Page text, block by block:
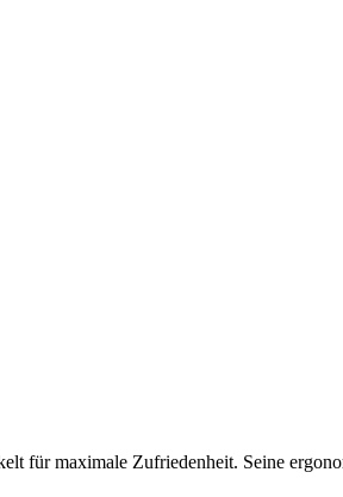
maximale Zufriedenheit. Seine